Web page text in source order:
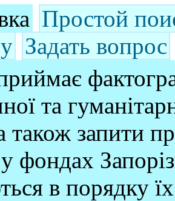
Простой
Задать вопрос
та
запити
фондах
в порядку